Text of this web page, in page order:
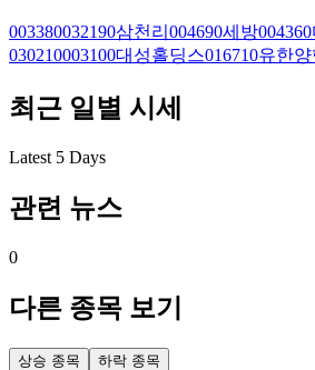
003380032190삼천리 004690세방004360
030210003100대성홀딩스016710유한양
최근 일별 시세
Latest 5 Days
관련 뉴스
0
다른 종목 보기
상승 종목 하락 종목